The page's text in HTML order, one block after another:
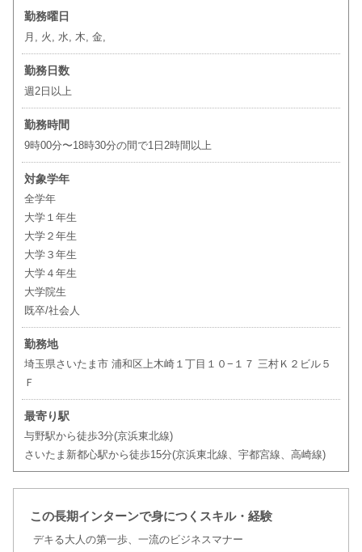
勤務曜日
月, 火, 水, 木, 金,
勤務日数
週2日以上
勤務時間
9時00分〜18時30分の間で1日2時間以上
対象学年
全学年
大学１年生
大学２年生
大学３年生
大学４年生
大学院生
既卒/社会人
勤務地
埼玉県さいたま市 浦和区上木崎１丁目１０−１７ 三村Ｋ２ビル５
Ｆ
最寄り駅
与野駅から徒歩3分(京浜東北線)
さいたま新都心駅から徒歩15分(京浜東北線、宇都宮線、高崎線)
この長期インターンで身につくスキル・経験
デキる大人の第一歩、一流のビジネスマナー